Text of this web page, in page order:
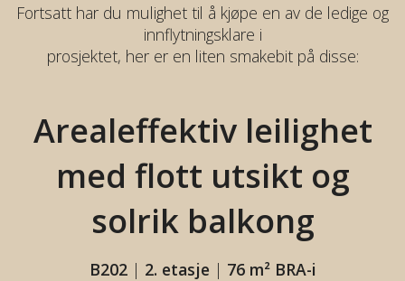
Fortsatt har du mulighet til å kjøpe en av de ledige og
innflytningsklare i
prosjektet, her er en liten smakebit på disse:
Arealeffektiv leilighet
med flott utsikt og
solrik balkong
B202 | 2. etasje | 76 m² BRA-i